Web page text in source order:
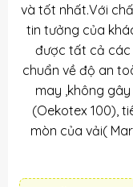
và tốt nhất.Với
tin tưởng của
được tất cả các
chuẩn về độ an
may ,không
(Oekotex 100),
mòn của vải(